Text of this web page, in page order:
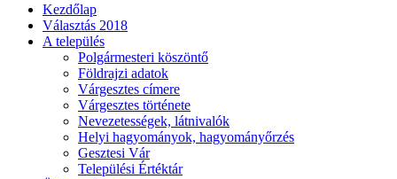
Kezdőlap
Választás 2018
A település
Polgármesteri köszöntő
Földrajzi adatok
Várgesztes címere
Várgesztes története
Nevezetességek, látnivalók
Helyi hagyományok, hagyományőrzés
Gesztesi Vár
Települési Értéktár